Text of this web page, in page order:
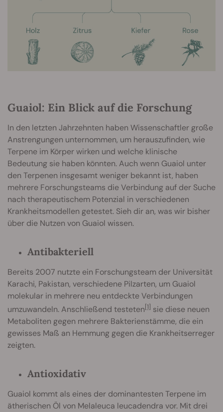
Guaiol: Ein Blick auf die Forschung
In den letzten Jahrzehnten haben Wissenschaftler große
Anstrengungen unternommen, um herauszufinden, wie
Terpene im Körper wirken und welche klinische
Bedeutung sie haben könnten. Auch wenn Guaiol unter
den Terpenen insgesamt weniger bekannt ist, haben
mehrere Forschungsteams die Verbindung auf der Suche
nach therapeutischem Potenzial in verschiedenen
Krankheitsmodellen getestet. Sieh dir an, was wir bisher
über die Nutzen von Guaiol wissen.
Antibakteriell
Bereits 2007 nutzte ein Forschungsteam der Universität
Karachi, Pakistan, verschiedene Pilzarten, um Guaiol
molekular in mehrere neu entdeckte Verbindungen
umzuwandeln. Anschließend testeten[1] sie diese neuen
Metaboliten gegen mehrere Bakterienstämme, die ein
gewisses Maß an Hemmung gegen die Krankheitserreger
zeigten.
Antioxidativ
Guaiol kommt als eines der dominantesten Terpene im
ätherischen Öl von Melaleuca leucadendra vor. Mit drei